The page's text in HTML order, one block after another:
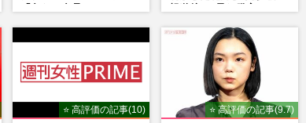
答えた共演舞台の行方
⭐ 高評価の記事(10) ⭐ 高評価の記事(9.7)